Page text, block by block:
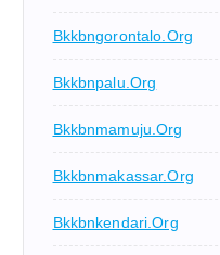
Bkkbngorontalo.org
Bkkbnpalu.org
Bkkbnmamuju.org
Bkkbnmakassar.org
Bkkbnkendari.org